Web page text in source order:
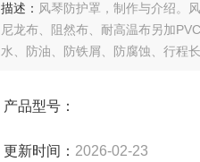
描述： 风琴防护罩，制作与介绍。
尼龙布、阻然布、耐高温布另加
水、防油、防铁屑、防腐蚀、行程
产品型号：
更新时间： 2026-02-23